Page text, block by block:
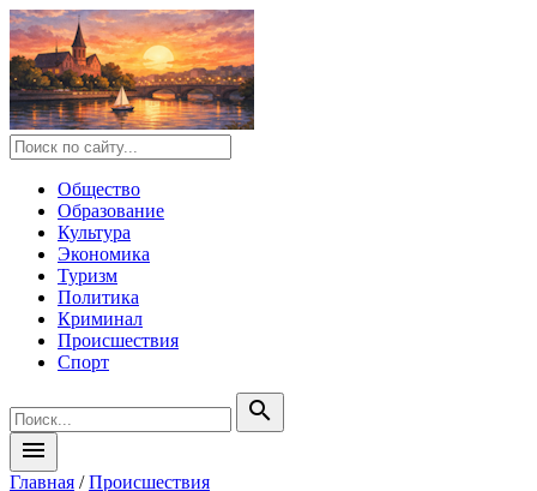
Общество
Образование
Культура
Экономика
Туризм
Политика
Криминал
Происшествия
Спорт
search
menu
Главная /Происшествия